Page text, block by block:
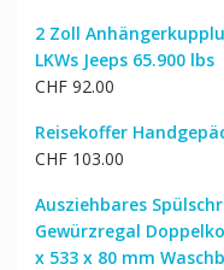
2 Zoll
LKWs Jeeps 65.900 lbs
CHF92.00
Reisekoffer
CHF103.00
Ausziehbares
Gewürzregal
x 533 x 80 mm